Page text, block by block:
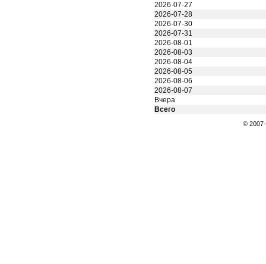
2026-07-27
2026-07-28
2026-07-30
2026-07-31
2026-08-01
2026-08-03
2026-08-04
2026-08-05
2026-08-06
2026-08-07
Вчера
Всего
©